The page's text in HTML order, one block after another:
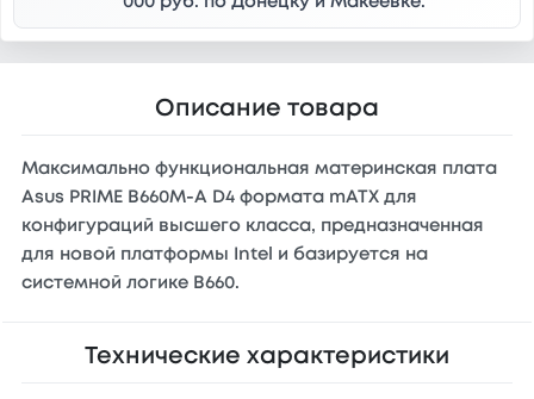
Описание товара
Максимально функциональная материнская плата
Asus PRIME B660M-A D4 формата mATX для
конфигураций высшего класса, предназначенная
для новой платформы Intel и базируется на
системной логике B660.
Технические характеристики